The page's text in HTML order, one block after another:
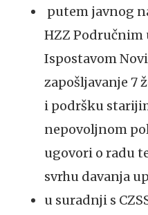
putem javnog
HZZ Područnim
Ispostavom
zapošljavanje 7
i podršku
nepovoljnom
ugovori o radu
svrhu davanja
u suradnji s